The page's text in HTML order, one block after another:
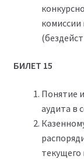
БИЛЕТ 15
Понятие
аудита в